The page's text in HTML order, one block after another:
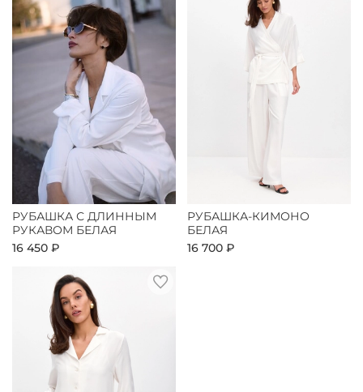
РУБАШКА С ДЛИННЫМ
РУКАВОМ БЕЛАЯ
16 450 ₽
РУБАШКА-КИМОНО
БЕЛАЯ
16 700 ₽